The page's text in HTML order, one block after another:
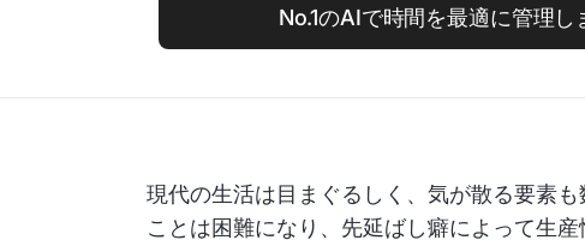
No.1のAIで時間を最適に管理し
現代の生活は目まぐるしく、気が散る要素
ことは困難になり、先延ばし癖によって生